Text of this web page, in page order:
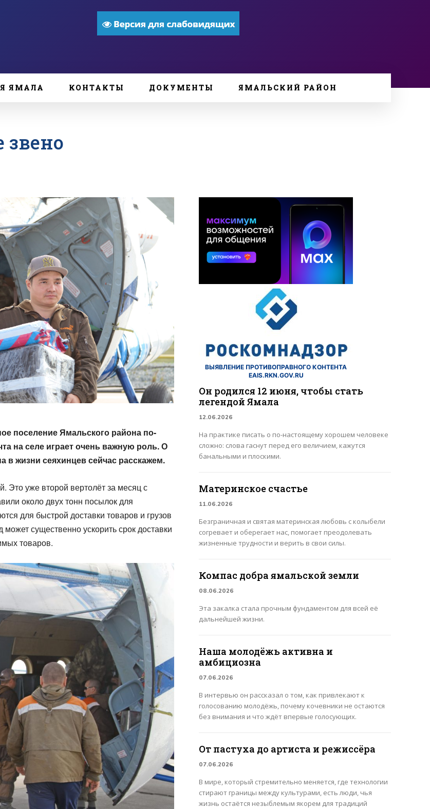
ЯМАЛА КОНТАКТЫ ДОКУМЕНТЫ ЯМАЛЬСКИЙ РАЙОН
звено
поселение Ямальского района по-
на селе играет очень важную роль. О
в жизни сеяхинцев сейчас расскажем.
Это уже второй вертолёт за месяц с
около двух тонн посылок для
для быстрой доставки товаров и грузов
существенно ускорить срок доставки
товаров.
ВЫЯВЛЕНИЕ ПРОТИВОПРАВНОГО КОНТЕНТА
EAIS.RKN.GOV.RU
Он родился 12 июня, чтобы стать
легендой Ямала
12.06.2026
На практике писать о по-настоящему хорошем человеке
сложно: слова гаснут перед его величием, кажутся
банальными и плоскими.
Материнское счастье
11.06.2026
Безграничная и святая материнская любовь с колыбели
согревает и оберегает нас, помогает преодолевать
жизненные трудности и верить в свои силы.
Компас добра ямальской земли
08.06.2026
Эта закалка стала прочным фундаментом для всей её
дальнейшей жизни.
Наша молодёжь активна и
амбициозна
07.06.2026
В интервью он рассказал о том, как привлекают к
голосованию молодёжь, почему кочевники не остаются
без внимания и что ждёт впервые голосующих.
От пастуха до артиста и режиссёра
07.06.2026
В мире, который стремительно меняется, где технологии
стирают границы между культурами, есть люди, чья
жизнь остаётся незыблемым якорем для традиций